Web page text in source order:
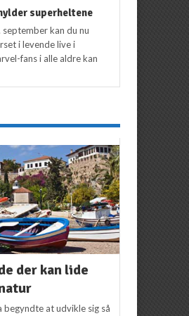
superheltene
kan du nu
i levende live i
fans i alle aldre kan
der kan lide
begyndte at udvikle sig så